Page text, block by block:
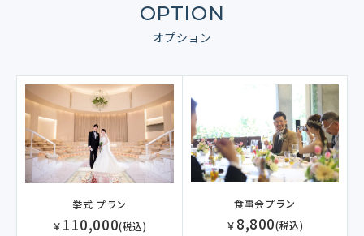
OPTION
オプション
挙式 プラン
￥ 110,000(税込)
食事会プラン
￥ 8,800(税込)